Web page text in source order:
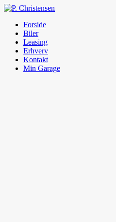
Forside
Biler
Leasing
Erhverv
Kontakt
Min Garage